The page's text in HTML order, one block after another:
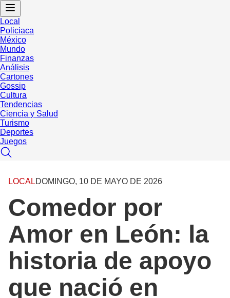
Local
Policiaca
México
Mundo
Finanzas
Análisis
Cartones
Gossip
Cultura
Tendencias
Ciencia y Salud
Turismo
Deportes
Juegos
LOCALDOMINGO, 10 DE MAYO DE 2026
Comedor por
Amor en León: la
historia de apoyo
que nació en